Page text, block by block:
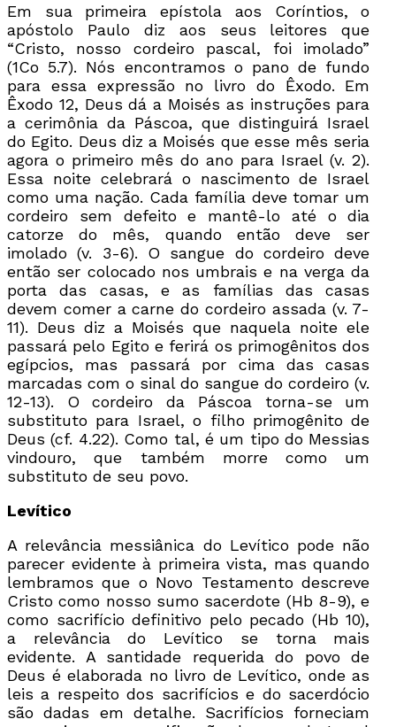
Em sua primeira epístola aos Coríntios, o
apóstolo Paulo diz aos seus leitores que
“Cristo, nosso cordeiro pascal, foi imolado”
(1Co 5.7). Nós encontramos o pano de fundo
para essa expressão no livro do Êxodo. Em
Êxodo 12, Deus dá a Moisés as instruções para
a cerimônia da Páscoa, que distinguirá Israel
do Egito. Deus diz a Moisés que esse mês seria
agora o primeiro mês do ano para Israel (v. 2).
Essa noite celebrará o nascimento de Israel
como uma nação. Cada família deve tomar um
cordeiro sem defeito e mantê-lo até o dia
catorze do mês, quando então deve ser
imolado (v. 3-6). O sangue do cordeiro deve
então ser colocado nos umbrais e na verga da
porta das casas, e as famílias das casas
devem comer a carne do cordeiro assada (v. 7-
11). Deus diz a Moisés que naquela noite ele
passará pelo Egito e ferirá os primogênitos dos
egípcios, mas passará por cima das casas
marcadas com o sinal do sangue do cordeiro (v.
12-13). O cordeiro da Páscoa torna-se um
substituto para Israel, o filho primogênito de
Deus (cf. 4.22). Como tal, é um tipo do Messias
vindouro, que também morre como um
substituto de seu povo.
Levítico
A relevância messiânica do Levítico pode não
parecer evidente à primeira vista, mas quando
lembramos que o Novo Testamento descreve
Cristo como nosso sumo sacerdote (Hb 8-9), e
como sacrifício definitivo pelo pecado (Hb 10),
a relevância do Levítico se torna mais
evidente. A santidade requerida do povo de
Deus é elaborada no livro de Levítico, onde as
leis a respeito dos sacrifícios e do sacerdócio
são dadas em detalhe. Sacrifícios forneciam